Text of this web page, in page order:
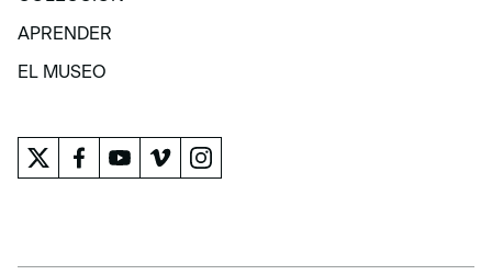
COLECCIÓN
APRENDER
APRENDER
EL MUSEO